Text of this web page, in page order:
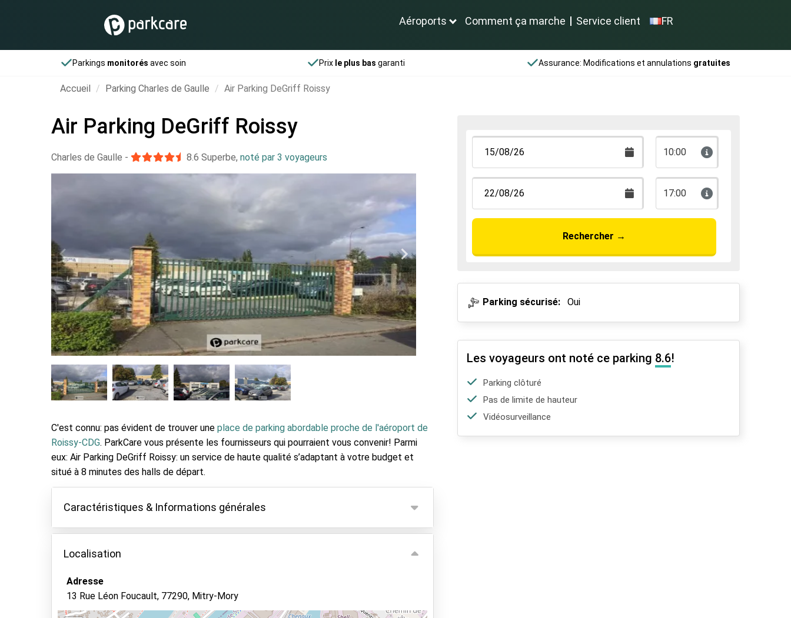
Aéroports Comment ça marche Service client FR
Parkings monitorés avec soin Prix le plus bas garanti Assurance: Modifications et annulations gratuites
Accueil Parking Charles de Gaulle Air Parking DeGriff Roissy
Air Parking DeGriff Roissy
Charles de Gaulle - 8.6 Superbe, noté par 3 voyageurs
C'est connu: pas évident de trouver une place de parking abordable proche de l'aéroport de
Roissy-CDG. ParkCare vous présente les fournisseurs qui pourraient vous convenir! Parmi
eux: Air Parking DeGriff Roissy: un service de haute qualité s’adaptant à votre budget et
situé à 8 minutes des halls de départ.
Caractéristiques & Informations générales
Caractéristiques
Parking couvert
Gardez vos clés
Localisation
Adresse
13 Rue Léon Foucault, 77290, Mitry-Mory
10:00
17:00
Rechercher →
Parking sécurisé: Oui
Les voyageurs ont noté ce parking 8.6!
Parking clôturé
Pas de limite de hauteur
Vidéosurveillance